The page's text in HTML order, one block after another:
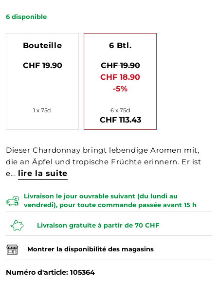
6 disponible
Bouteille
CHF 19.90
1 x 75cl
6 Btl.
CHF 19.90
CHF 18.90
-5%
6 x 75cl
CHF 113.43
Dieser Chardonnay bringt lebendige Aromen mit,
die an Äpfel und tropische Früchte erinnern. Er ist
e... lire la suite
Livraison le jour ouvrable suivant (du lundi au
vendredi), pour toute commande passée avant 15 h
Livraison gratuite à partir de 70 CHF
Montrer la disponibilité des magasins
Numéro d'article: 105364